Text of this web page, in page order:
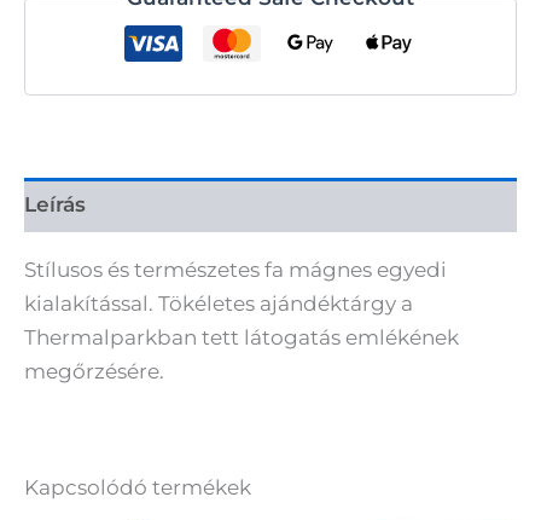
Leírás
Stílusos és természetes fa mágnes egyedi
kialakítással. Tökéletes ajándéktárgy a
Thermalparkban tett látogatás emlékének
megőrzésére.
Kapcsolódó termékek